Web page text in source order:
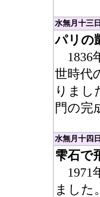
水無月十三日
パリの
1836
世時代
りまし
門の完
水無月十四日
雫石で
1971
ました